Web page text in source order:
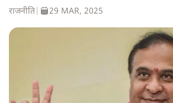
राजनीति 29 MAR, 2025